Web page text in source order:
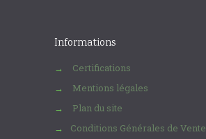
Informations
→ Certifications
→ Mentions légales
→ Plan du site
→ Conditions Générales de Vente